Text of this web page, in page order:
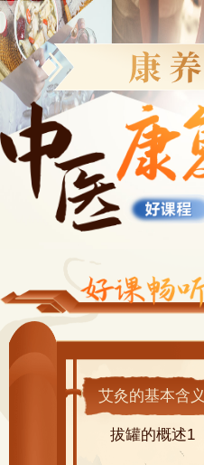
艾灸的基本含义
拔罐的概述1